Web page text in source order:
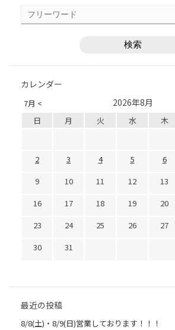
カレンダー
7月 < 2026年8月
日 月 火 水 木
2
3 4 5 6
9
10 11 12 13
16
17 18 19 20
23
24 25 26 27
30
31
最近の投稿
8/8(土)・8/9(日)営業しております！！！